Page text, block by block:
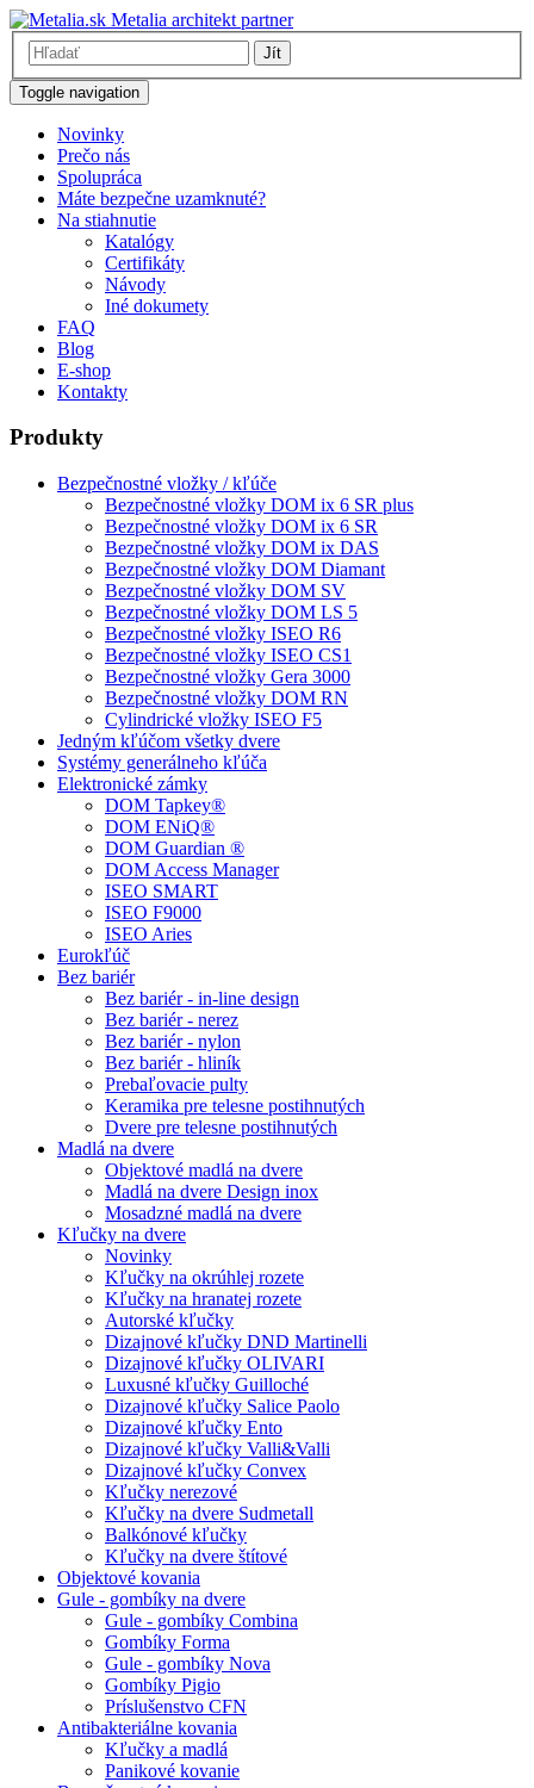
Metalia architekt partner
Jít
Toggle navigation
Novinky
Prečo nás
Spolupráca
Máte bezpečne uzamknuté?
Na stiahnutie
Katalógy
Certifikáty
Návody
Iné dokumety
FAQ
Blog
E-shop
Kontakty
Produkty
Bezpečnostné vložky / kľúče
Bezpečnostné vložky DOM ix 6 SR plus
Bezpečnostné vložky DOM ix 6 SR
Bezpečnostné vložky DOM ix DAS
Bezpečnostné vložky DOM Diamant
Bezpečnostné vložky DOM SV
Bezpečnostné vložky DOM LS 5
Bezpečnostné vložky ISEO R6
Bezpečnostné vložky ISEO CS1
Bezpečnostné vložky Gera 3000
Bezpečnostné vložky DOM RN
Cylindrické vložky ISEO F5
Jedným kľúčom všetky dvere
Systémy generálneho kľúča
Elektronické zámky
DOM Tapkey®
DOM ENiQ®
DOM Guardian ®
DOM Access Manager
ISEO SMART
ISEO F9000
ISEO Aries
Eurokľúč
Bez bariér
Bez bariér - in-line design
Bez bariér - nerez
Bez bariér - nylon
Bez bariér - hliník
Prebaľovacie pulty
Keramika pre telesne postihnutých
Dvere pre telesne postihnutých
Madlá na dvere
Objektové madlá na dvere
Madlá na dvere Design inox
Mosadzné madlá na dvere
Kľučky na dvere
Novinky
Kľučky na okrúhlej rozete
Kľučky na hranatej rozete
Autorské kľučky
Dizajnové kľučky DND Martinelli
Dizajnové kľučky OLIVARI
Luxusné kľučky Guilloché
Dizajnové kľučky Salice Paolo
Dizajnové kľučky Ento
Dizajnové kľučky Valli&Valli
Dizajnové kľučky Convex
Kľučky nerezové
Kľučky na dvere Sudmetall
Balkónové kľučky
Kľučky na dvere štítové
Objektové kovania
Gule - gombíky na dvere
Gule - gombíky Combina
Gombíky Forma
Gule - gombíky Nova
Gombíky Pigio
Príslušenstvo CFN
Antibakteriálne kovania
Kľučky a madlá
Panikové kovanie